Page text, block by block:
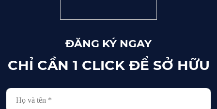
ĐĂNG KÝ NGAY
CHỈ CẦN 1 CLICK ĐỂ SỞ HỮU